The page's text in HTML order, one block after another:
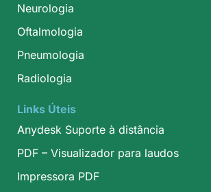
Neurologia
Oftalmologia
Pneumologia
Radiologia
Links Úteis
Anydesk Suporte à distância
PDF – Visualizador para laudos
Impressora PDF